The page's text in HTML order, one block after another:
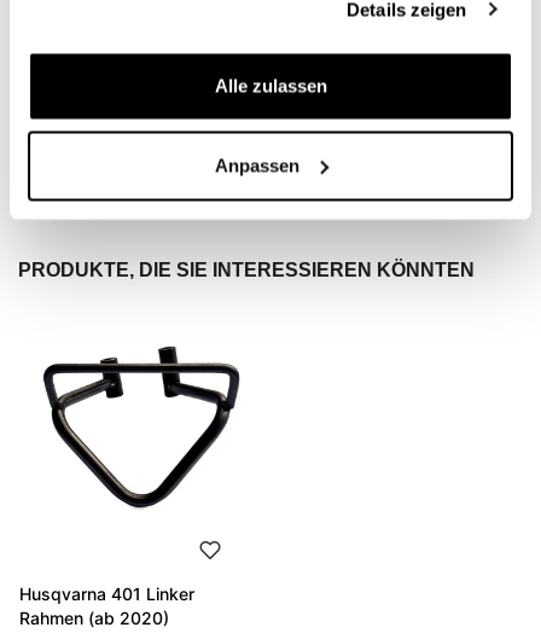
Details zeigen
Alle zulassen
Anpassen
Rezension Schreiben
PRODUKTE, DIE SIE INTERESSIEREN KÖNNTEN
Husqvarna 401 Linker
Rahmen (ab 2020)